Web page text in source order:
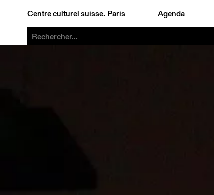
Centre culturel suisse. Paris Agenda